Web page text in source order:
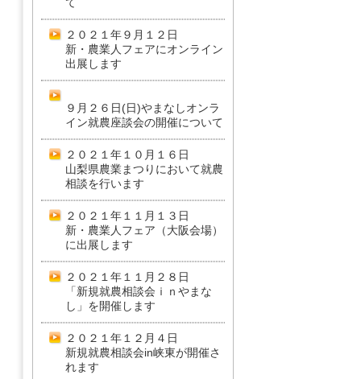
て
２０２１年９月１２日
新・農業人フェアにオンライン
出展します
９月２６日(日)やまなしオンラ
イン就農座談会の開催について
２０２１年１０月１６日
山梨県農業まつりにおいて就農
相談を行います
２０２１年１１月１３日
新・農業人フェア（大阪会場）
に出展します
２０２１年１１月２８日
「新規就農相談会ｉｎやまな
し」を開催します
２０２１年１２月４日
新規就農相談会in峡東が開催さ
れます